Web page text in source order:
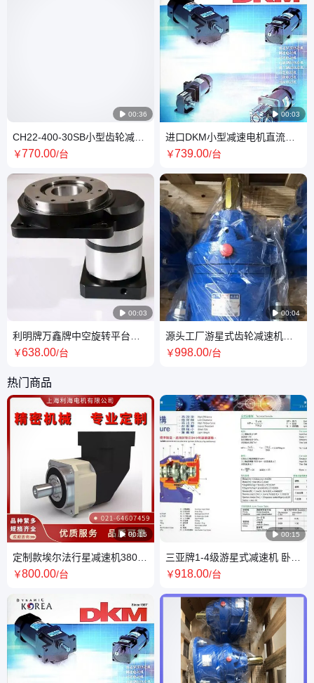
 00:36
CH22-400-30SB小型齿轮减速
机立式卧式安装质量保证
￥770.00/台
 00:03
利明牌万鑫牌中空旋转平台高
精度助力工业自动化
￥638.00/台
 00:03
进口DKM小型减速电机直流交
流调速电动机助力工业自动化
￥739.00/台
 00:04
源头工厂游星式齿轮减速机立
式卧式应用于搅拌机
￥998.00/台
热门商品
 00:15
定制款埃尔法行星减速机380v
电压10-199范围适用
￥800.00/台
 00:15
三亚牌1-4级游星式减速机 卧式
立式可选 HF300-HF309型号
￥918.00/台